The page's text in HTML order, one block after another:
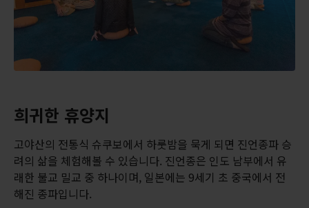
희귀한 휴양지
고야산의 전통식 슈쿠보에서 하룻밤을 묵게 되면 진언종파 승
려의 삶을 체험해볼 수 있습니다. 진언종은 인도 남부에서 유
래한 불교 밀교 중 하나이며, 일본에는 9세기 초 중국에서 전
해진 종파입니다.